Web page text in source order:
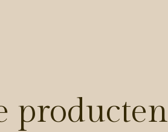
producten